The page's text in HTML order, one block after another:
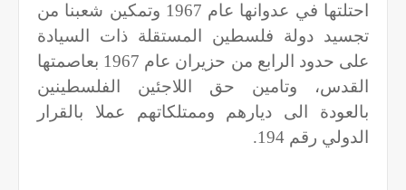
احتلتها في عدوانها عام 1967 وتمكين شعبنا من
تجسيد دولة فلسطين المستقلة ذات السيادة
على حدود الرابع من حزيران عام 1967 بعاصمتها
القدس، وتامين حق اللاجئين الفلسطينين
بالعودة الى ديارهم وممتلكاتهم عملا بالقرار
الدولي رقم 194.